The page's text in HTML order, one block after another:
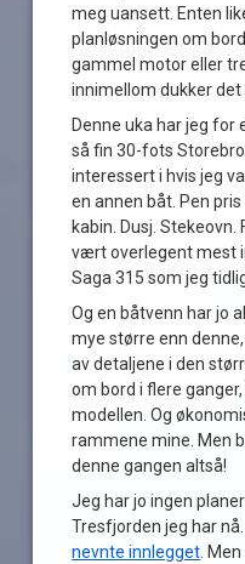
meg uansett. Enten
planløsningen om
gammel motor eller
innimellom dukker det
Denne uka har jeg for
så fin 30-fots
interessert i hvis jeg
en annen båt. Pen
kabin. Dusj.
vært overlegent mest
Saga 315 som jeg
Og en båtvenn har jo
mye større enn
av detaljene i den
om bord i flere
modellen. Og
rammene mine. Men
denne gangen altså!
Jeg har jo ingen
Tresfjorden jeg har
nevnte innlegget .